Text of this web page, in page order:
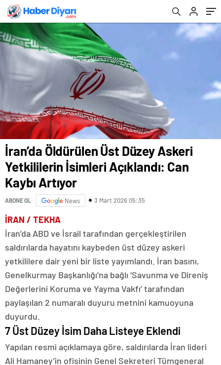
Artıyor
İran’da Öldürülen Üst Düzey Askeri
Yetkililerin İsimleri Açıklandı: Can
Kaybı Artıyor
ABONE OL News 3 Mart 2026 05:35
İRAN / TEKHA
İran’da ABD ve İsrail tarafından gerçekleştirilen
saldırılarda hayatını kaybeden üst düzey askeri
yetkililere dair yeni bir liste yayımlandı. İran basını,
Genelkurmay Başkanlığı’na bağlı ‘Savunma ve Direniş
Değerlerini Koruma ve Yayma Vakfı’ tarafından
paylaşılan 2 numaralı duyuru metnini kamuoyuna
duyurdu.
7 Üst Düzey İsim Daha Listeye Eklendi
Yapılan resmi açıklamaya göre, saldırılarda İran lideri
Ali Hamaney’in ofisinin Genel Sekreteri Tümgeneral